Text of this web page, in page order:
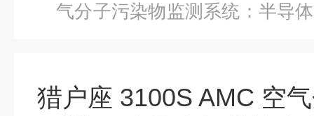
气分子污染物监测系统：半导
猎户座 3100S AMC 空